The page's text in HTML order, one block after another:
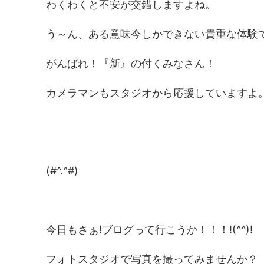
わくわくと不安が交錯しますよね。
う～ん、ある意味今しかできない貴重な体験
がんばれ！『新』の付くみなさん！
カメラマンもスタジオから応援していますよ
(#^.^#)
今日もさぁ!ブログって行こうか！！！!(^^)!
フォトスタジオで写真を撮ってみませんか？